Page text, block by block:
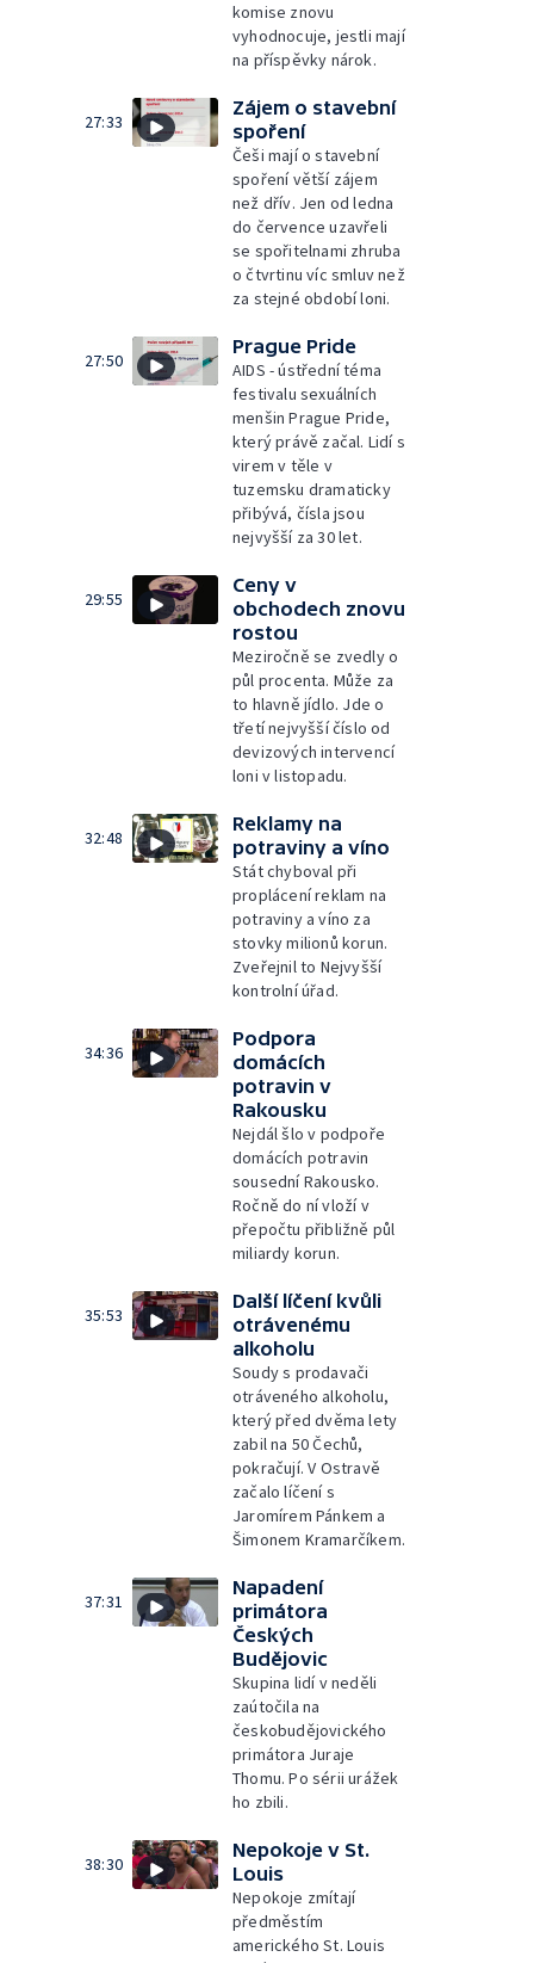
komise znovu
vyhodnocuje, jestli mají
na příspěvky nárok.
27:33
Zájem o stavební
spoření
Češi mají o stavební
spoření větší zájem
než dřív. Jen od ledna
do července uzavřeli
se spořitelnami zhruba
o čtvrtinu víc smluv než
za stejné období loni.
27:50
Prague Pride
AIDS - ústřední téma
festivalu sexuálních
menšin Prague Pride,
který právě začal. Lidí s
virem v těle v
tuzemsku dramaticky
přibývá, čísla jsou
nejvyšší za 30 let.
29:55
Ceny v
obchodech znovu
rostou
Meziročně se zvedly o
půl procenta. Může za
to hlavně jídlo. Jde o
třetí nejvyšší číslo od
devizových intervencí
loni v listopadu.
32:48
Reklamy na
potraviny a víno
Stát chyboval při
proplácení reklam na
potraviny a víno za
stovky milionů korun.
Zveřejnil to Nejvyšší
kontrolní úřad.
34:36
Podpora
domácích
potravin v
Rakousku
Nejdál šlo v podpoře
domácích potravin
sousední Rakousko.
Ročně do ní vloží v
přepočtu přibližně půl
miliardy korun.
35:53
Další líčení kvůli
otrávenému
alkoholu
Soudy s prodavači
otráveného alkoholu,
který před dvěma lety
zabil na 50 Čechů,
pokračují. V Ostravě
začalo líčení s
Jaromírem Pánkem a
Šimonem Kramarčíkem.
37:31
Napadení
primátora
Českých
Budějovic
Skupina lidí v neděli
zaútočila na
českobudějovického
primátora Juraje
Thomu. Po sérii urážek
ho zbili.
38:30
Nepokoje v St.
Louis
Nepokoje zmítají
předměstím
amerického St. Louis